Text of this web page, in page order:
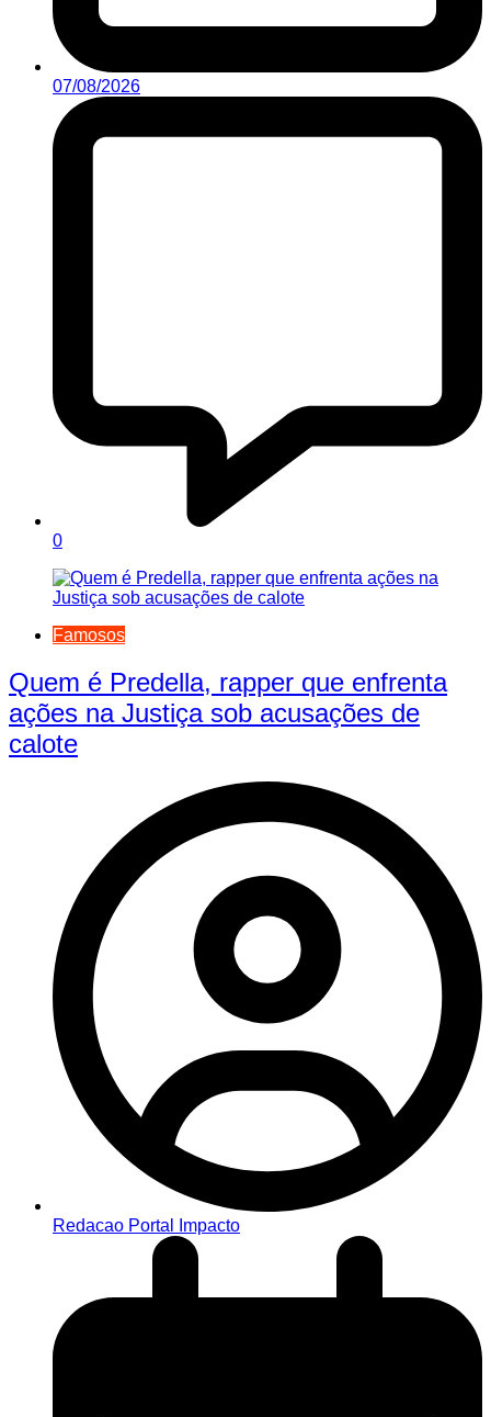
07/08/2026
0
Famosos
Quem é Predella, rapper que enfrenta
ações na Justiça sob acusações de
calote
Redacao Portal Impacto